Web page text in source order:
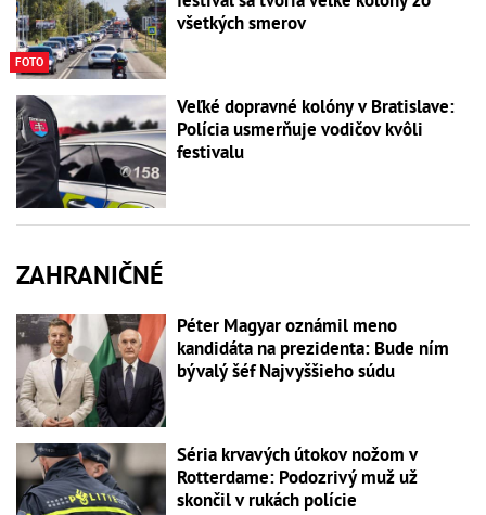
FOTO
všetkých smerov
Veľké dopravné kolóny v Bratislave:
Polícia usmerňuje vodičov kvôli
festivalu
ZAHRANIČNÉ
Péter Magyar oznámil meno
kandidáta na prezidenta: Bude ním
bývalý šéf Najvyššieho súdu
Séria krvavých útokov nožom v
Rotterdame: Podozrivý muž už
skončil v rukách polície